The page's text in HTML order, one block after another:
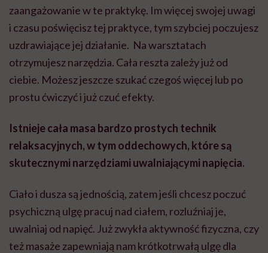
zaangażowanie w te praktykę. Im więcej swojej uwagi
i czasu poświęcisz tej praktyce, tym szybciej poczujesz
uzdrawiające jej działanie. Na warsztatach
otrzymujesz narzędzia. Cała reszta zależy już od
ciebie. Możesz jeszcze szukać czegoś więcej lub po
prostu ćwiczyć i już czuć efekty.
Istnieje cała masa bardzo prostych technik
relaksacyjnych, w tym oddechowych, które są
skutecznymi narzędziami uwalniającymi napięcia.
Ciało i dusza są jednością, zatem jeśli chcesz poczuć
psychiczną ulgę pracuj nad ciałem, rozluźniaj je,
uwalniaj od napięć. Już zwykła aktywność fizyczna, czy
też masaże zapewniają nam krótkotrwałą ulgę dla